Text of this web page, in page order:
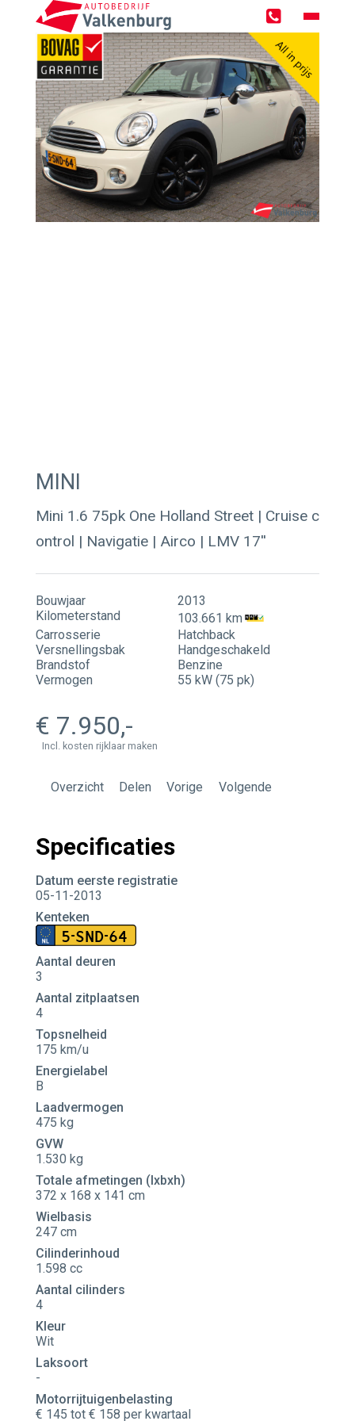
Home
Occasions
Zoekopdracht
Over ons
MINI
Mini 1.6 75pk One Holland Street | Cruise c
ontrol | Navigatie | Airco | LMV 17''
Bouwjaar
2013
Kilometerstand
103.661 km
Carrosserie
Hatchback
Versnellingsbak
Handgeschakeld
Brandstof
Benzine
Vermogen
55 kW (75 pk)
7.950
Incl. kosten rijklaar maken
Overzicht Delen Vorige Volgende
Specificaties
Datum eerste registratie
05-11-2013
Kenteken
5-SND-64
Aantal deuren
3
Aantal zitplaatsen
4
Topsnelheid
175 km/u
Energielabel
B
Laadvermogen
475 kg
GVW
1.530 kg
Totale afmetingen (lxbxh)
372 x 168 x 141 cm
Wielbasis
247 cm
Cilinderinhoud
1.598 cc
Aantal cilinders
4
Kleur
Wit
Laksoort
-
Motorrijtuigenbelasting
€ 145 tot € 158 per kwartaal